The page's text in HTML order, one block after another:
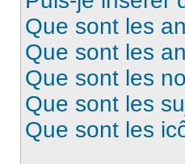
Que sont les
Que sont les
Que sont les
Que sont les
Que sont les